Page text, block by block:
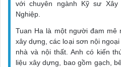
với chuyên ngành Kỹ sư
Nghiệp.
Tuan Ha là một người đam mê
xây dựng, các loại sơn nội
nhà và nội thất. Anh có kiến
liệu xây dựng, bao gồm gạch,